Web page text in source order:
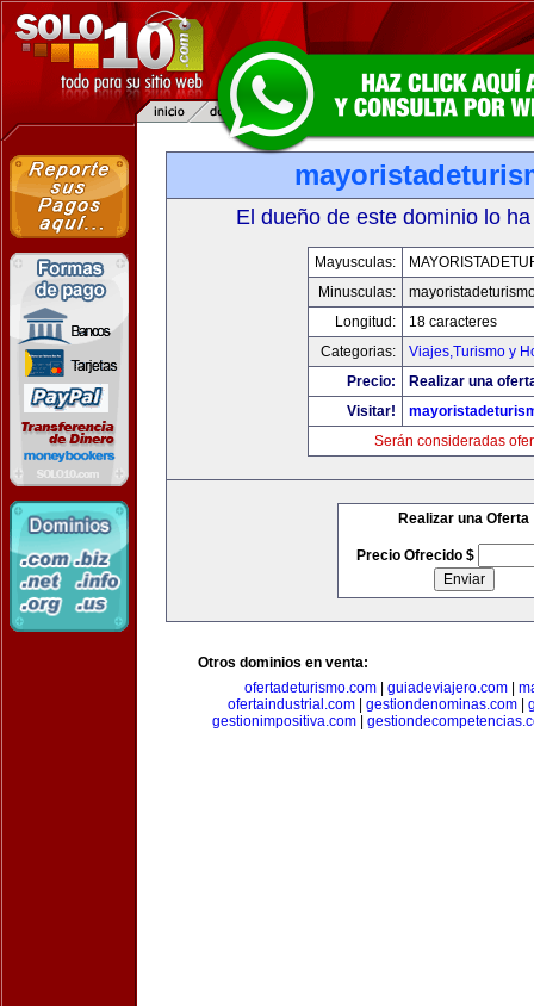
El dueño de este dominio lo
Mayusculas:
Minusculas:
Longitud:
18 caracteres
Categorias:
Viajes,Turismo y
Precio:
Realizar una
Visitar!
Serán consideradas
Realizar una Oferta
Precio Ofrecido $
Otros dominios en venta:
ofertadeturismo.com| guiadeviajero.com|
ofertaindustrial.com| gestiondenominas.com|
gestionimpositiva.com